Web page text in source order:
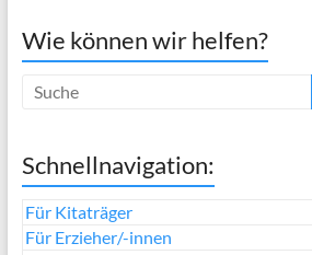
Wie können wir helfen?
Schnellnavigation:
Für Kitaträger
Für Erzieher/-innen